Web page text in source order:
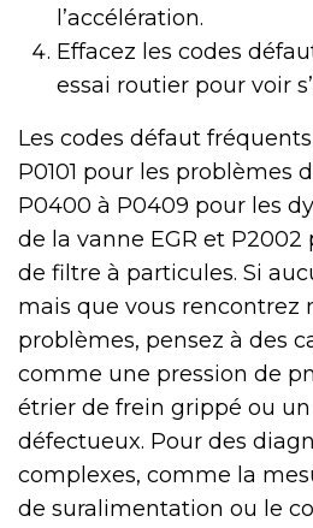
l’accélération.
Effacez les codes
essai routier pour voir
Les codes défaut
P0101 pour les problèmes
P0400 à P0409 pour les
de la vanne EGR et
de filtre à particules. Si
mais que vous rencontrez
problèmes, pensez à des
comme une pression de
étrier de frein grippé ou
défectueux. Pour des
complexes, comme la
de suralimentation ou le